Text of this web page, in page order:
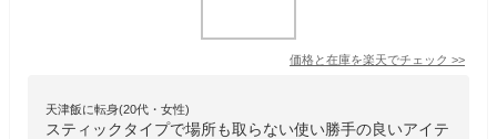
価格と在庫を楽天でチェック >>
天津飯に転身(20代・女性)
スティックタイプで場所も取らない使い勝手の良いアイテ